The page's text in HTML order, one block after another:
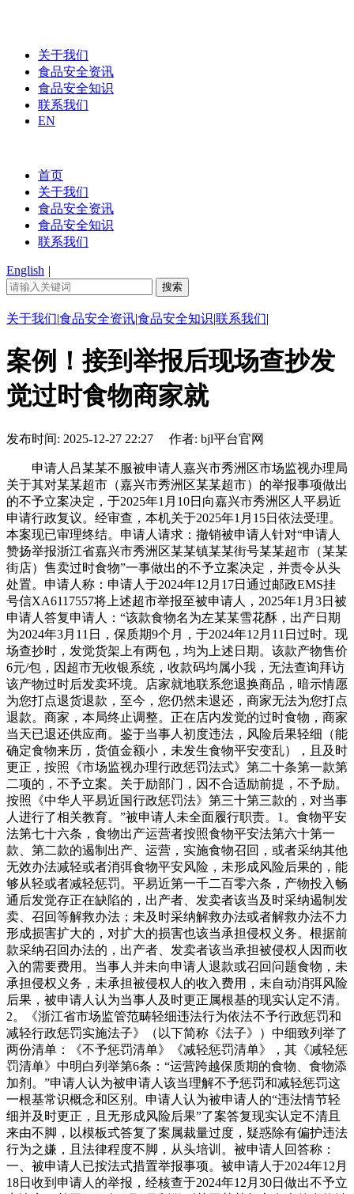
关于我们
食品安全资讯
食品安全知识
联系我们
EN
首页
关于我们
食品安全资讯
食品安全知识
联系我们
English |
关于我们|食品安全资讯|食品安全知识|联系我们|
案例！接到举报后现场查抄发
觉过时食物商家就
发布时间: 2025-12-27 22:27 作者: bjl平台官网
申请人吕某某不服被申请人嘉兴市秀洲区市场监视办理局
关于其对某某超市（嘉兴市秀洲区某某超市）的举报事项做出
的不予立案决定，于2025年1月10日向嘉兴市秀洲区人平易近
申请行政复议。经审查，本机关于2025年1月15日依法受理。
本案现已审理终结。申请人请求：撤销被申请人针对“申请人
赞扬举报浙江省嘉兴市秀洲区某某镇某某街号某某超市（某某
街店）售卖过时食物”一事做出的不予立案决定，并责令从头
处置。申请人称：申请人于2024年12月17日通过邮政EMS挂
号信XA6117557将上述超市举报至被申请人，2025年1月3日被
申请人答复申请人：“该款食物名为左某某雪花酥，出产日期
为2024年3月11日，保质期9个月，于2024年12月11日过时。现
场查抄时，发觉货架上有两包，均为上述日期。该款产物售价
6元/包，因超市无收银系统，收款码均属小我，无法查询拜访
该产物过时后发卖环境。店家就地联系您退换商品，暗示情愿
为您打点退货退款，至今，您仍然未退还，商家无法为您打点
退款。商家，本局终止调整。正在店内发觉的过时食物，商家
当天已退还供应商。鉴于当事人初度违法，风险后果轻细（能
确定食物来历，货值金额小，未发生食物平安变乱），且及时
更正，按照《市场监视办理行政惩罚法式》第二十条第一款第
二项的，不予立案。关于励部门，因不合适励前提，不予励。
按照《中华人平易近国行政惩罚法》第三十第三款的，对当事
人进行了相关教育。”被申请人未全面履行职责。1。食物平安
法第七十六条，食物出产运营者按照食物平安法第六十第一
款、第二款的遏制出产、运营，实施食物召回，或者采纳其他
无效办法减轻或者消弭食物平安风险，未形成风险后果的，能
够从轻或者减轻惩罚。平易近第一千二百零六条，产物投入畅
通后发觉存正在缺陷的，出产者、发卖者该当及时采纳遏制发
卖、召回等解救办法；未及时采纳解救办法或者解救办法不力
形成损害扩大的，对扩大的损害也该当承担侵权义务。根据前
款采纳召回办法的，出产者、发卖者该当承担被侵权人因而收
入的需要费用。当事人并未向申请人退款或召回问题食物，未
承担侵权义务，未承担被侵权人的收入费用，未自动消弭风险
后果，被申请人认为当事人及时更正属根基的现实认定不清。
2。《浙江省市场监管范畴轻细违法行为依法不予行政惩罚和
减轻行政惩罚实施法子》（以下简称《法子》）中细致列举了
两份清单：《不予惩罚清单》《减轻惩罚清单》，其《减轻惩
罚清单》中明白列举第6条：“运营跨越保质期的食物、食物添
加剂。”申请人认为被申请人该当理解不予惩罚和减轻惩罚这
一根基常识概念和区别。申请人认为被申请人的“违法情节轻
细并及时更正，且无形成风险后果”了案答复现实认定不清且
来由不脚，以模板式答复了案属裁量过度，疑惑除有偏护违法
行为之嫌，且法律程度不脚，从头培训。被申请人回答称：
一、被申请人已按法式措置举报事项。被申请人于2024年12月
18日收到申请人的举报，经核查于2024年12月30日做出不予立